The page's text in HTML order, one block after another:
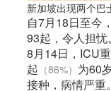
新加坡出现两个巴
自7月18日至今
93起，令人担忧。
8月14日，ICU
起 （86%） 为60
接种，病情严重。